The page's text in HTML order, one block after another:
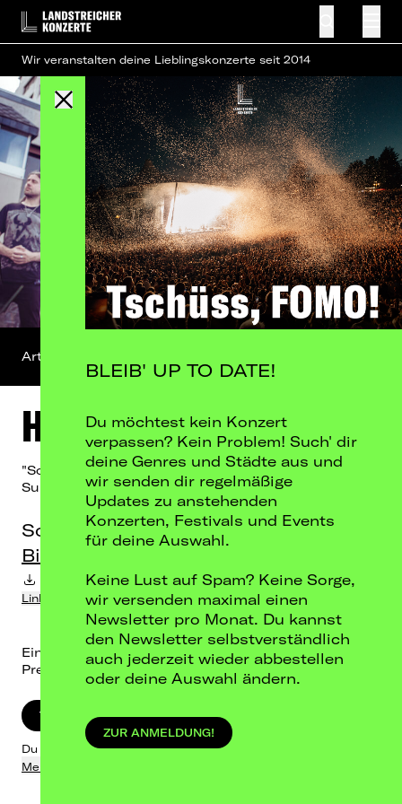
Wir veranstalten deine Lieblingskonzerte seit 2014
HERETOIR
"Solastalgia over Europe MMXXVI" Tour 2026
Support: + UNREQVITED + NIDARE
So, 18.10.26
Bi Nuu, Berlin
Termin-Download in Kalender
Link kopieren
Einlass: 19:00 / Beginn: 20:00
Preis: 32,90 € inkl. Gebühren
TICKETS KAUFEN
Du wirst zum Artist-Ticket-Shop weitergeleitet.
Mehr dazu
Artist-Profil
BLEIB' UP TO DATE!
Du möchtest kein Konzert
verpassen? Kein Problem! Such' dir
deine Genres und Städte aus und
wir senden dir regelmäßige
Updates zu anstehenden
Konzerten, Festivals und Events
für deine Auswahl.
Keine Lust auf Spam? Keine Sorge,
wir versenden maximal einen
Newsletter pro Monat. Du kannst
den Newsletter selbstverständlich
auch jederzeit wieder abbestellen
oder deine Auswahl ändern.
ZUR ANMELDUNG!